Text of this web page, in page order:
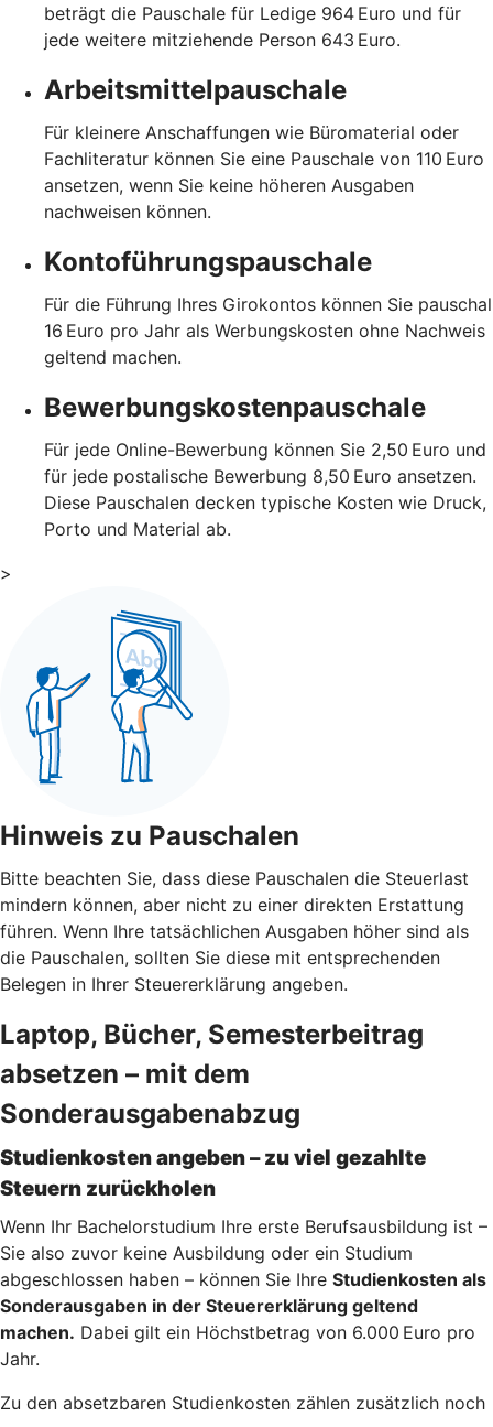
beträgt die Pauschale für Ledige 964 Euro und für
jede weitere mitziehende Person 643 Euro.
Arbeitsmittelpauschale
Für kleinere Anschaffungen wie Büromaterial oder
Fachliteratur können Sie eine Pauschale von 110 Euro
ansetzen, wenn Sie keine höheren Ausgaben
nachweisen können.
Kontoführungspauschale
Für die Führung Ihres Girokontos können Sie pauschal
16 Euro pro Jahr als Werbungskosten ohne Nachweis
geltend machen.
Bewerbungskostenpauschale
Für jede Online-Bewerbung können Sie 2,50 Euro und
für jede postalische Bewerbung 8,50 Euro ansetzen.
Diese Pauschalen decken typische Kosten wie Druck,
Porto und Material ab.
>
Hinweis zu Pauschalen
Bitte beachten Sie, dass diese Pauschalen die Steuerlast
mindern können, aber nicht zu einer direkten Erstattung
führen. Wenn Ihre tatsächlichen Ausgaben höher sind als
die Pauschalen, sollten Sie diese mit entsprechenden
Belegen in Ihrer Steuererklärung angeben.
Laptop, Bücher, Semesterbeitrag
absetzen – mit dem
Sonderausgabenabzug
Studienkosten angeben – zu viel gezahlte
Steuern zurückholen
Wenn Ihr Bachelorstudium Ihre erste Berufsausbildung ist –
Sie also zuvor keine Ausbildung oder ein Studium
abgeschlossen haben – können Sie Ihre Studienkosten als
Sonderausgaben in der Steuererklärung geltend
machen. Dabei gilt ein Höchstbetrag von 6.000 Euro pro
Jahr.
Zu den absetzbaren Studienkosten zählen zusätzlich noch